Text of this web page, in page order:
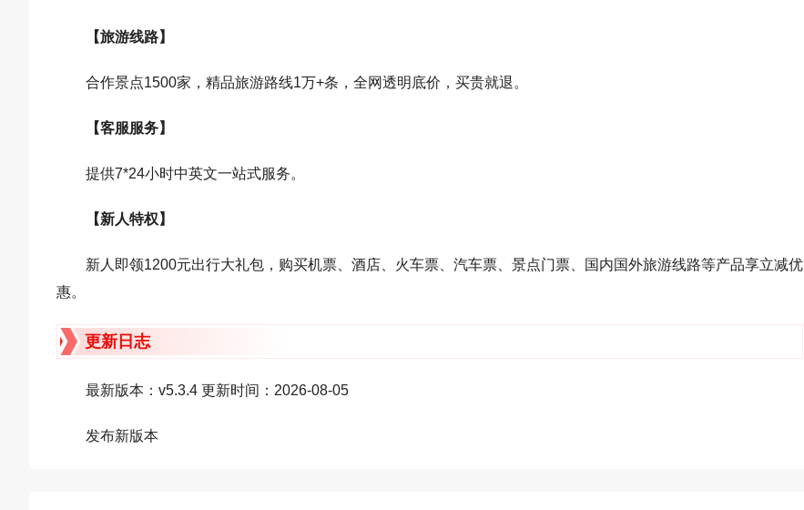
【旅游线路】
合作景点1500家，精品旅游路线1万+条，全网透明底价，买贵就退。
【客服服务】
提供7*24小时中英文一站式服务。
【新人特权】
新人即领1200元出行大礼包，购买机票、酒店、火车票、汽车票、景点门票、国内国外旅游线路等产品享立减优
惠。
更新日志
最新版本：v5.3.4 更新时间：2026-08-05
发布新版本